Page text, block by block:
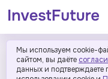
Мы используем cookie-
сайтом, вы даёте
данных и подтверждаете